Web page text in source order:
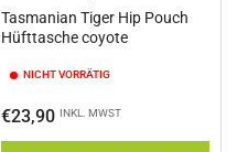
Tasmanian Tiger Hip Pouch
Hüfttasche coyote
NICHT VORRÄTIG
Normaler
Preis
€23,90 INKL. MWST